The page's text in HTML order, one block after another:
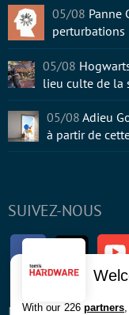
SUIVEZ-NOUS
FacebookTwitter
05/08 Panne
perturbations
05/08
lieu culte de la
05/08 Adieu
à partir de
With our 226partners